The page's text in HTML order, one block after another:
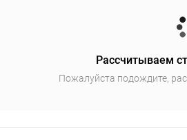
Рассчитываем
Пожалуйста подождите,